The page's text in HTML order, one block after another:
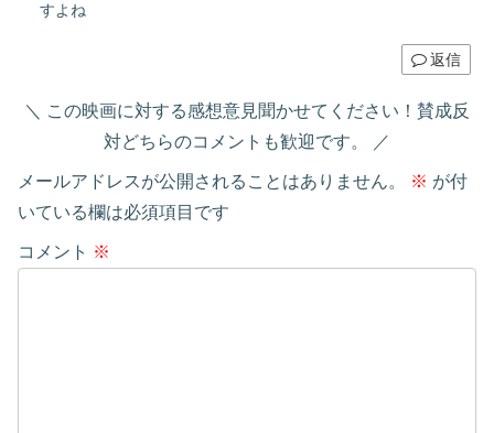
すよね
返信
この映画に対する感想意見聞かせてください！賛成反
対どちらのコメントも歓迎です。
メールアドレスが公開されることはありません。 ※ が付
いている欄は必須項目です
コメント ※